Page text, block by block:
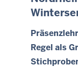
m
b
e
r
2
,
.
O
k
Regel als